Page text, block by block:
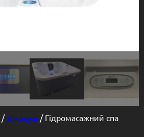
/ Джакузі / Гідромасажний спа